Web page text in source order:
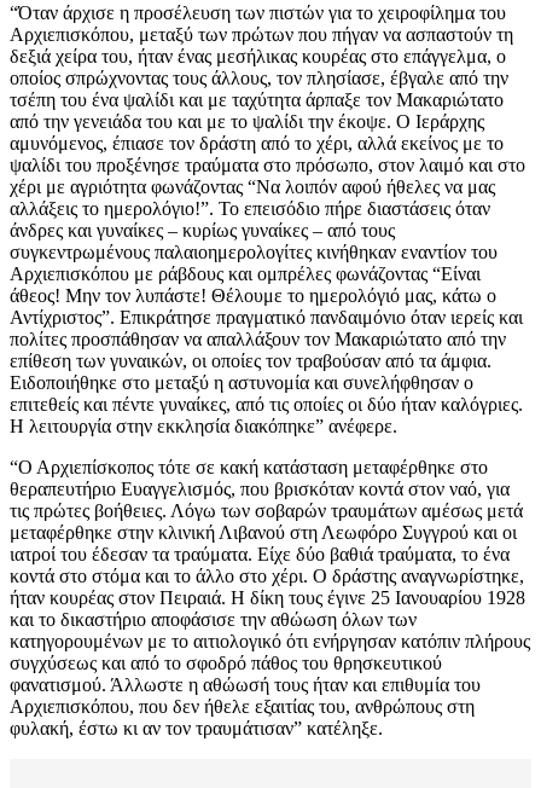
“Όταν άρχισε η προσέλευση των πιστών για το χειροφίλημα του
Αρχιεπισκόπου, μεταξύ των πρώτων που πήγαν να ασπαστούν τη
δεξιά χείρα του, ήταν ένας μεσήλικας κουρέας στο επάγγελμα, ο
οποίος σπρώχνοντας τους άλλους, τον πλησίασε, έβγαλε από την
τσέπη του ένα ψαλίδι και με ταχύτητα άρπαξε τον Μακαριώτατο
από την γενειάδα του και με το ψαλίδι την έκοψε. Ο Ιεράρχης
αμυνόμενος, έπιασε τον δράστη από το χέρι, αλλά εκείνος με το
ψαλίδι του προξένησε τραύματα στο πρόσωπο, στον λαιμό και στο
χέρι με αγριότητα φωνάζοντας “Να λοιπόν αφού ήθελες να μας
αλλάξεις το ημερολόγιο!”. Το επεισόδιο πήρε διαστάσεις όταν
άνδρες και γυναίκες – κυρίως γυναίκες – από τους
συγκεντρωμένους παλαιοημερολογίτες κινήθηκαν εναντίον του
Αρχιεπισκόπου με ράβδους και ομπρέλες φωνάζοντας “Είναι
άθεος! Μην τον λυπάστε! Θέλουμε το ημερολόγιό μας, κάτω ο
Αντίχριστος”. Επικράτησε πραγματικό πανδαιμόνιο όταν ιερείς και
πολίτες προσπάθησαν να απαλλάξουν τον Μακαριώτατο από την
επίθεση των γυναικών, οι οποίες τον τραβούσαν από τα άμφια.
Ειδοποιήθηκε στο μεταξύ η αστυνομία και συνελήφθησαν ο
επιτεθείς και πέντε γυναίκες, από τις οποίες οι δύο ήταν καλόγριες.
Η λειτουργία στην εκκλησία διακόπηκε” ανέφερε.
“Ο Αρχιεπίσκοπος τότε σε κακή κατάσταση μεταφέρθηκε στο
θεραπευτήριο Ευαγγελισμός, που βρισκόταν κοντά στον ναό, για
τις πρώτες βοήθειες. Λόγω των σοβαρών τραυμάτων αμέσως μετά
μεταφέρθηκε στην κλινική Λιβανού στη Λεωφόρο Συγγρού και οι
ιατροί του έδεσαν τα τραύματα. Είχε δύο βαθιά τραύματα, το ένα
κοντά στο στόμα και το άλλο στο χέρι. Ο δράστης αναγνωρίστηκε,
ήταν κουρέας στον Πειραιά. Η δίκη τους έγινε 25 Ιανουαρίου 1928
και το δικαστήριο αποφάσισε την αθώωση όλων των
κατηγορουμένων με το αιτιολογικό ότι ενήργησαν κατόπιν πλήρους
συγχύσεως και από το σφοδρό πάθος του θρησκευτικού
φανατισμού. Άλλωστε η αθώωσή τους ήταν και επιθυμία του
Αρχιεπισκόπου, που δεν ήθελε εξαιτίας του, ανθρώπους στη
φυλακή, έστω κι αν τον τραυμάτισαν” κατέληξε.